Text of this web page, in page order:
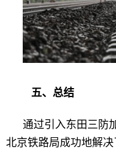
五、总结
通过引入东田三防
北京铁路局成功地解